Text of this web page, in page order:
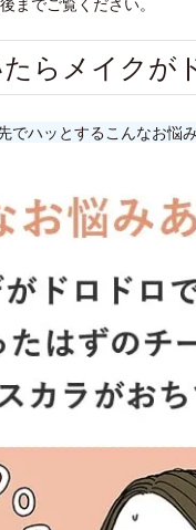
らメイクが
ハッとするこんなお悩